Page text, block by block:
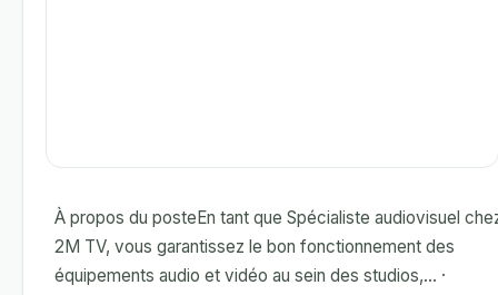
À propos du posteEn tant que Spécialiste audiovisuel
2M TV, vous garantissez le bon fonctionnement des
équipements audio et vidéo au sein des studios,... ·